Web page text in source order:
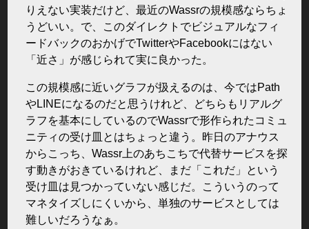
りえない実装だけど、最近のWassrの規模感ならちょ
うどいい。で、このダイレクトでビジュアルなフィ
ードバックのおかげでTwitterやFacebookにはない
「近さ」が感じられて実に良かった。
この規模感に近いグラフが扱えるのは、今ではPath
やLINEになるのだと思うけれど、どちらもリアルグ
ラフを基本にしているのでWassrで形作られたコミュ
ニティの受け皿とはちょっと違う。昨日のアナウス
からこっち、Wassr上のあちこちで代替サービスを探
す動きがおきているけれど、まだ「これだ」という
受け皿は見つかっていない感じだ。こういうのって
マネタイズしにくいから、単独のサービスとしては
難しいだろうなぁ。